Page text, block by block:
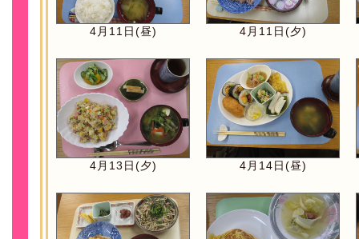
4月11日(昼) 4月11日(夕)
4月13日(夕) 4月14日(昼)